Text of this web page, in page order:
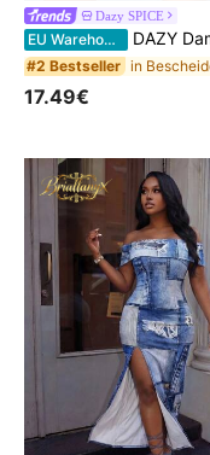
Dazy SPICE
EU Warehouse DAZY Dames denim shorts jorts met
#2 Bestseller
17.49€